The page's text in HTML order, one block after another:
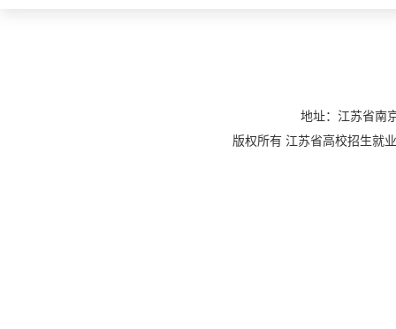
地址：江苏省
版权所有 江苏省高校招生就